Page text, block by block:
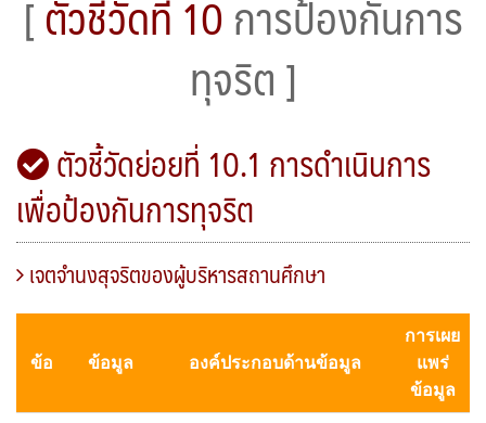
[ตัวชี้วัดที่ 10การป้องกันการ
ทุจริต ]
ตัวชี้วัดย่อยที่ 10.1 การดําเนินการ
เพื่อป้องกันการทุจริต
เจตจํานงสุจริตของผู้บริหารสถานศึกษา
ข้อ ข้อมูล องค์ประกอบด้านข้อมูล
การเผย
แพร่
ข้อมูล